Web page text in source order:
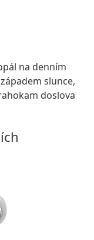
na denním
slunce,
doslova